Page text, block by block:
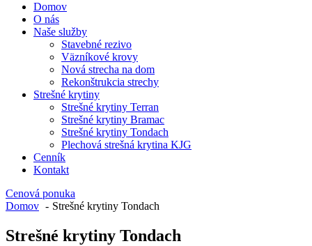
Domov
O nás
Naše služby
Stavebné rezivo
Väzníkové krovy
Nová strecha na dom
Rekonštrukcia strechy
Strešné krytiny
Strešné krytiny Terran
Strešné krytiny Bramac
Strešné krytiny Tondach
Plechová strešná krytina KJG
Cenník
Kontakt
Cenová ponuka
Domov
Strešné krytiny Tondach
Strešné krytiny Tondach